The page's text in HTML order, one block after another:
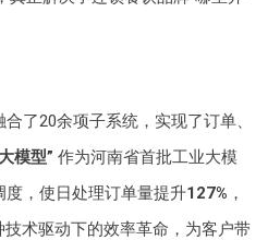
了20余项子系统，实现了订单、
模型” 作为河南省首批工业大模
，使日处理订单量提升127% ，
技术驱动下的效率革命，为客户带